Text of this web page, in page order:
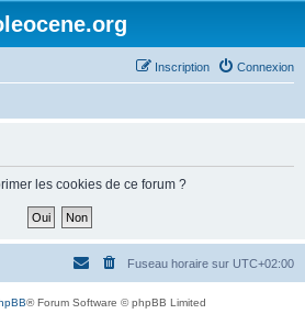
Connexion
Inscription
les cookies de ce forum ?
Fuseau horaire sur UTC+02:00
® Forum Software © phpBB Limited